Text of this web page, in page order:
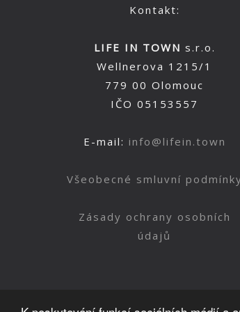
Kontakt:
LIFE IN TOWN s.r.o.
Wellnerova 1215/1
779 00 Olomouc
IČO 05153557
E-mail: info@lifein.town
Všeobecné smluvní
Zásady ochrany osobních
údajů